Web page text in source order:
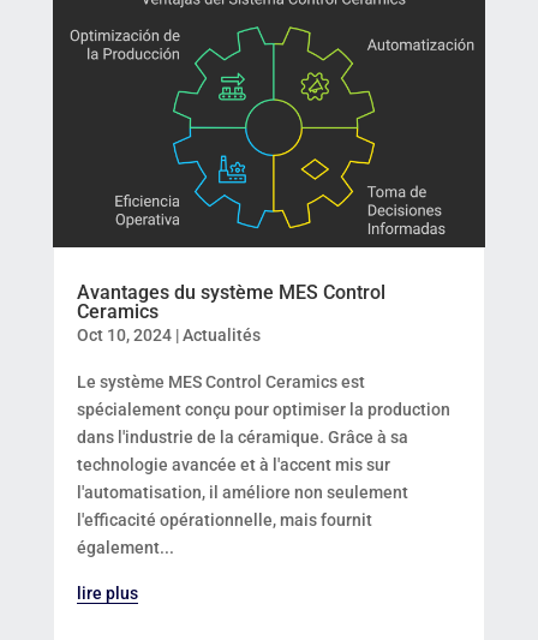
Avantages du système MES Control
Ceramics
Oct 10, 2024|Actualités
Le système MES Control Ceramics est
spécialement conçu pour optimiser la production
dans l'industrie de la céramique. Grâce à sa
technologie avancée et à l'accent mis sur
l'automatisation, il améliore non seulement
l'efficacité opérationnelle, mais fournit
également...
lire plus